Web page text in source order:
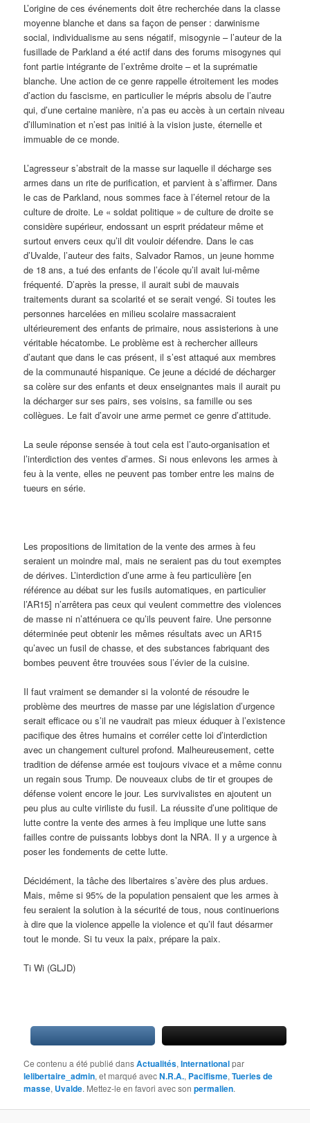
L’origine de ces événements doit être recherchée dans la classe
moyenne blanche et dans sa façon de penser : darwinisme
social, individualisme au sens négatif, misogynie – l’auteur de la
fusillade de Parkland a été actif dans des forums misogynes qui
font partie intégrante de l’extrême droite – et la suprématie
blanche. Une action de ce genre rappelle étroitement les modes
d’action du fascisme, en particulier le mépris absolu de l’autre
qui, d’une certaine manière, n’a pas eu accès à un certain niveau
d’illumination et n’est pas initié à la vision juste, éternelle et
immuable de ce monde.
L’agresseur s’abstrait de la masse sur laquelle il décharge ses
armes dans un rite de purification, et parvient à s’affirmer. Dans
le cas de Parkland, nous sommes face à l’éternel retour de la
culture de droite. Le « soldat politique » de culture de droite se
considère supérieur, endossant un esprit prédateur même et
surtout envers ceux qu’il dit vouloir défendre. Dans le cas
d’Uvalde, l’auteur des faits, Salvador Ramos, un jeune homme
de 18 ans, a tué des enfants de l’école qu’il avait lui-même
fréquenté. D’après la presse, il aurait subi de mauvais
traitements durant sa scolarité et se serait vengé. Si toutes les
personnes harcelées en milieu scolaire massacraient
ultérieurement des enfants de primaire, nous assisterions à une
véritable hécatombe. Le problème est à rechercher ailleurs
d’autant que dans le cas présent, il s’est attaqué aux membres
de la communauté hispanique. Ce jeune a décidé de décharger
sa colère sur des enfants et deux enseignantes mais il aurait pu
la décharger sur ses pairs, ses voisins, sa famille ou ses
collègues. Le fait d’avoir une arme permet ce genre d’attitude.
La seule réponse sensée à tout cela est l’auto-organisation et
l’interdiction des ventes d’armes. Si nous enlevons les armes à
feu à la vente, elles ne peuvent pas tomber entre les mains de
tueurs en série.
Les propositions de limitation de la vente des armes à feu
seraient un moindre mal, mais ne seraient pas du tout exemptes
de dérives. L’interdiction d’une arme à feu particulière [en
référence au débat sur les fusils automatiques, en particulier
l’AR15] n’arrêtera pas ceux qui veulent commettre des violences
de masse ni n’atténuera ce qu’ils peuvent faire. Une personne
déterminée peut obtenir les mêmes résultats avec un AR15
qu’avec un fusil de chasse, et des substances fabriquant des
bombes peuvent être trouvées sous l’évier de la cuisine.
Il faut vraiment se demander si la volonté de résoudre le
problème des meurtres de masse par une législation d’urgence
serait efficace ou s’il ne vaudrait pas mieux éduquer à l’existence
pacifique des êtres humains et corréler cette loi d’interdiction
avec un changement culturel profond. Malheureusement, cette
tradition de défense armée est toujours vivace et a même connu
un regain sous Trump. De nouveaux clubs de tir et groupes de
défense voient encore le jour. Les survivalistes en ajoutent un
peu plus au culte viriliste du fusil. La réussite d’une politique de
lutte contre la vente des armes à feu implique une lutte sans
failles contre de puissants lobbys dont la NRA. Il y a urgence à
poser les fondements de cette lutte.
Décidément, la tâche des libertaires s’avère des plus ardues.
Mais, même si 95% de la population pensaient que les armes à
feu seraient la solution à la sécurité de tous, nous continuerions
à dire que la violence appelle la violence et qu’il faut désarmer
tout le monde. Si tu veux la paix, prépare la paix.
Ti Wi (GLJD)
Ce contenu a été publié dansActualités,Internationalpar
lelibertaire_admin, et marqué avecN.R.A., Pacifisme,Tueries de
masse, Uvalde. Mettez-le en favori avec sonpermalien.